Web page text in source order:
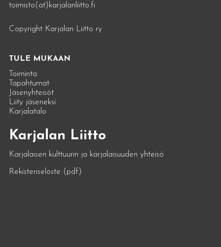
toimisto(at)karjalanliitto.fi
Copyright Karjalan Liitto ry
TULE MUKAAN
Toiminta
Tapahtumat
Jäsenyhteisöt
Liity jäseneksi
Karjalatalo
Karjalan Liitto
Karjalaisen kulttuurin ja karjalaisuuden yhteisö
Rekisteriseloste (pdf)